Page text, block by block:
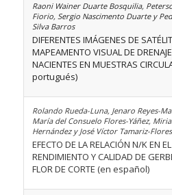
Raoni Wainer Duarte Bosquilia,
Fiorio, Sergio Nascimento Duarte y
Silva Barros
DIFERENTES IMÁGENES DE
MAPEAMENTO VISUAL DE
NACIENTES EN MUESTRAS
portugués)
Rolando Rueda-Luna, Jenaro Reyes-
María del Consuelo Flores-Yáñez,
Hernández y José Víctor Tamariz-Flores
EFECTO DE LA RELACIÓN N/K EN EL
RENDIMIENTO Y CALIDAD DE
FLOR DE CORTE (en español)